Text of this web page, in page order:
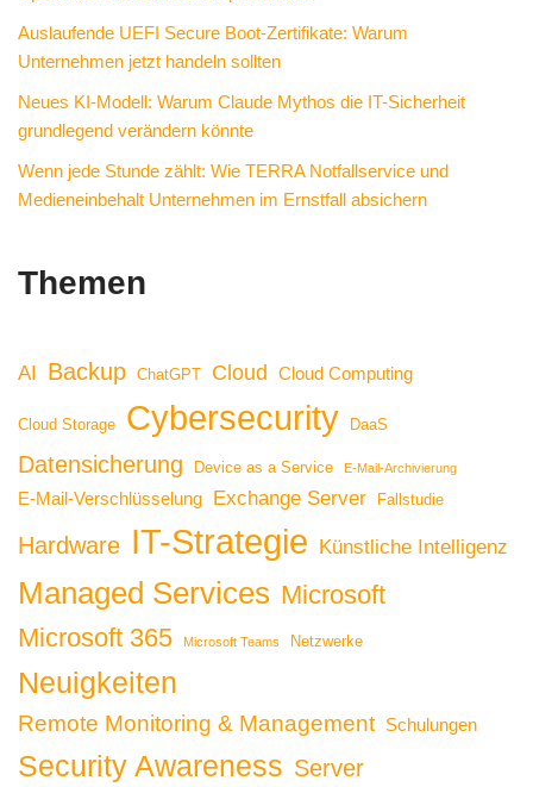
Auslaufende UEFI Secure Boot-Zertifikate: Warum
Unternehmen jetzt handeln sollten
Neues KI-Modell: Warum Claude Mythos die IT-Sicherheit
grundlegend verändern könnte
Wenn jede Stunde zählt: Wie TERRA Notfallservice und
Medieneinbehalt Unternehmen im Ernstfall absichern
Themen
AI Backup ChatGPT Cloud Cloud Computing
Cloud Storage Cybersecurity DaaS
Datensicherung Device as a Service E-Mail-Archivierung
E-Mail-Verschlüsselung Exchange Server Fallstudie
Hardware IT-Strategie Künstliche Intelligenz
Managed Services Microsoft
Microsoft 365
Microsoft Teams Netzwerke
Neuigkeiten
Remote Monitoring & Management Schulungen
Security Awareness Server